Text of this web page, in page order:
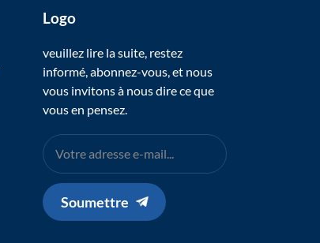
Logo
veuillez lire la suite, restez
informé, abonnez-vous, et nous
vous invitons à nous dire ce que
vous en pensez.
Soumettre